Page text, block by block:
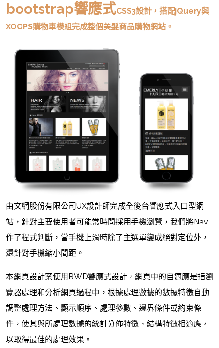
bootstrap響應式CSS3設計，搭配jQuery與
XOOPS購物車模組完成整個美髮商品購物網站 。
由文網股份有限公司UX設計師完成全後台響應式入口型網
站，針對主要使用者可能常時間採用手機瀏覽，我們將Nav
作了程式判斷，當手機上滑時除了主選單變成絕對定位外，
還針對手機縮小間距。
本網頁設計案使用RWD響應式設計，網頁中的自適應是指瀏
覽器處理和分析網頁過程中，根據處理數據的數據特徵自動
調整處理方法、顯示順序、處理參數、邊界條件或約束條
件，使其與所處理數據的統計分佈特徵、結構特徵相適應，
以取得最佳的處理效果。